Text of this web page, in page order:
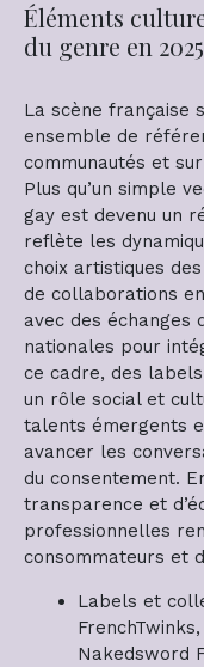
Éléments
du genre en 2025
La scène française
ensemble de
communautés et
Plus qu’un simple
gay est devenu un
reflète les
choix artistiques
de collaborations
avec des échanges
nationales pour
ce cadre, des
un rôle social et
talents émergents
avancer les
du consentement.
transparence et
professionnelles
consommateurs et
Labels et
Nakedsword